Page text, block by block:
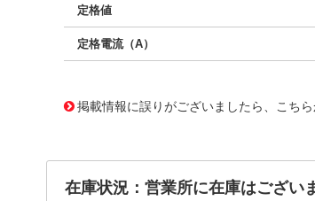
定格値
定格電流（A）
掲載情報に誤りがございましたら、こち
在庫状況：営業所に在庫はござい